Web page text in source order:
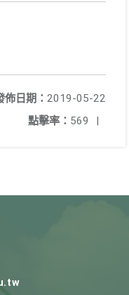
佈日期： 2019-05-22
點擊率： 569 |